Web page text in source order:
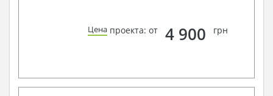
Цена проекта: от 4 900 грн